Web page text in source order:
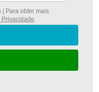
| Para obter mais
Privacidade.